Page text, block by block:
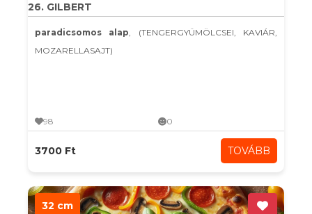
26. GILBERT
paradicsomos alap, (TENGERGYÜMÖLCSEI, KAVIÁR,
MOZARELLASAJT)
98 0
3700 Ft TOVÁBB
32 cm